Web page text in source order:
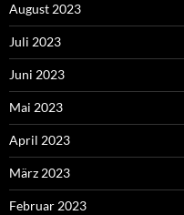
August 2023
Juli 2023
Juni 2023
Mai 2023
April 2023
März 2023
Februar 2023